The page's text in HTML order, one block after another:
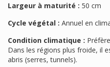
Largeur à maturité : 50 cm
Cycle végétal : Annuel en
Condition climatique :
Dans les régions plus froide, il
abris (serres, tunnels).